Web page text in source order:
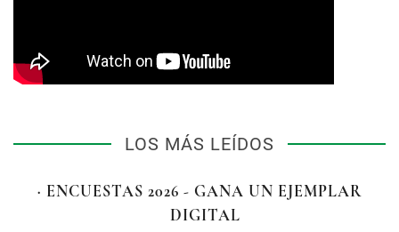
LOS MÁS LEÍDOS
· ENCUESTAS 2026 - GANA UN EJEMPLAR
DIGITAL